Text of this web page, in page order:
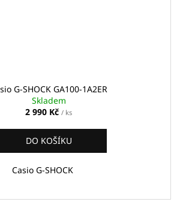
G-SHOCK GA100-1A2ER
Skladem
2 990 Kč / ks
DO KOŠÍKU
Casio G-SHOCK